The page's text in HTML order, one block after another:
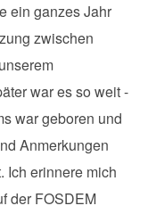
ein ganzes Jahr
zwischen
war es so weit -
war geboren und
Anmerkungen
Ich erinnere mich
der FOSDEM